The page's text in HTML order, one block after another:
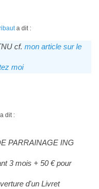
a dit :
cf. mon article sur le
moi
dit :
PARRAINAGE ING
3 mois + 50 € pour
d'un Livret